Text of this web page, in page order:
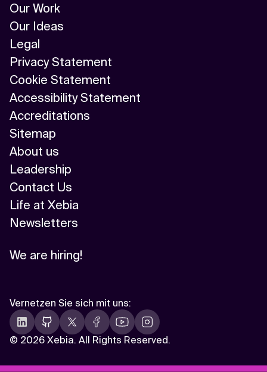
Our Work
Our Ideas
Legal
Privacy Statement
Cookie Statement
Accessibility Statement
Accreditations
Sitemap
About us
Leadership
Contact Us
Life at Xebia
Newsletters
We are hiring!
© 2026 Xebia. All Rights Reserved.
Vernetzen Sie sich mit uns: